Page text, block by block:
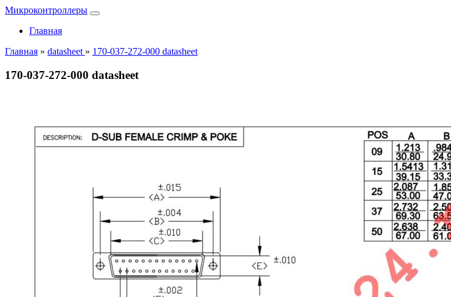
Микроконтроллеры
Главная
Главная » datasheet » 170-037-272-000 datasheet
170-037-272-000 datasheet